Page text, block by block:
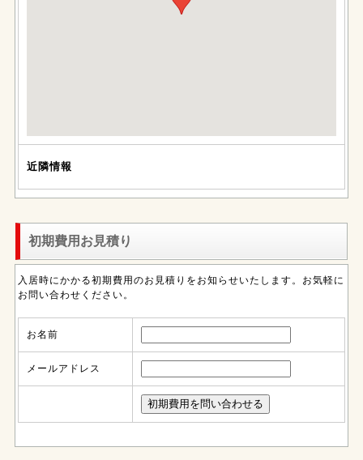
近隣情報
初期費用お見積り
入居時にかかる初期費用のお見積りをお知らせいたします。お気軽に
お問い合わせください。
お名前
メールアドレス